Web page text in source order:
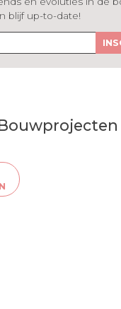
blijf up-to-date!